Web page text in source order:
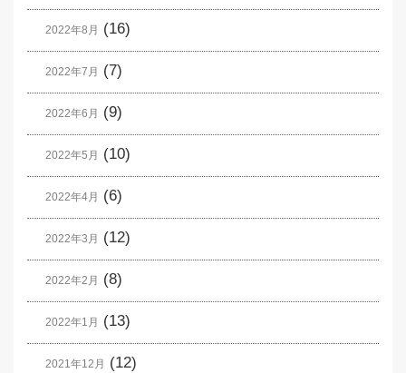
2022年8月 (16)
2022年7月 (7)
2022年6月 (9)
2022年5月 (10)
2022年4月 (6)
2022年3月 (12)
2022年2月 (8)
2022年1月 (13)
2021年12月 (12)